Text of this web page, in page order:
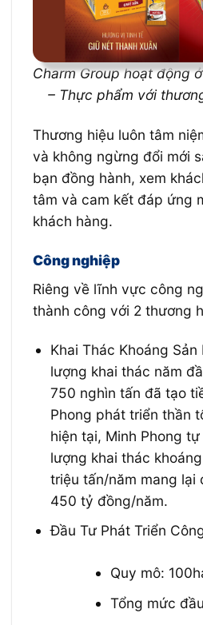
Charm Group hoạt động
– Thực phẩm với
Thương hiệu luôn tâm
và không ngừng đổi mới
bạn đồng hành, xem
tâm và cam kết đáp ứng
khách hàng.
Công nghiệp
Riêng về lĩnh vực công
thành công với 2 thương
Khai Thác Khoáng Sản
lượng khai thác năm
750 nghìn tấn đã tạo
Phong phát triển thần
hiện tại, Minh Phong
lượng khai thác
triệu tấn/năm mang lại
450 tỷ đồng/năm.
Đầu Tư Phát Triển
Quy mô:
Tổng mức